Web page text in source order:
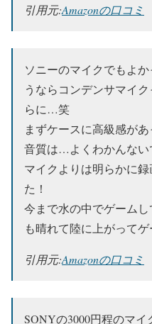
引用元:Amazonの口コミ
ソニーのマイクでもよ
うならコンデンサマイ
らに…笑
まずケースに高級感があ
音質は…よくわかんない
マイクよりは明らかに
た！
今まで水の中でゲーム
も晴れて陸に上がってゲ
引用元:Amazonの口コミ
SONYの3000円程のマイ